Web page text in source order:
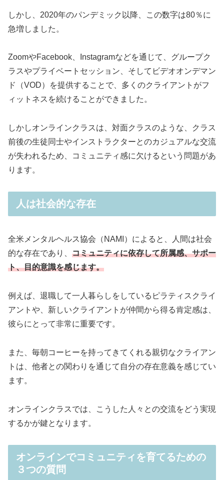
しかし、2020年のパンデミック以降、この数字は80％に
急増しました。
ZoomやFacebook、Instagramなどを通じて、グループク
ラスやプライベートセッション、そしてビデオオンデマン
ド（VOD）を提供することで、多くのクライアントがフ
ィットネスを続けることができました。
しかしオンラインクラスは、対面クラスのような、クラス
前後の生徒同士やインストラクターとのカジュアルな交流
が失われるため、コミュニティ感に欠けるという問題があ
ります。
人は社会的な存在
全米メンタルヘルス協会（NAMI）によると、人間は社会
的な存在であり、 コミュニティに依存して所属感、サポー
ト、目的意識を感じます。
例えば、退職して一人暮らしをしているピラティスクライ
アントや、新しいクライアントが仲間から得る肯定感は、
彼らにとって非常に重要です。
また、毎朝コーヒーを持ってきてくれる親切なクライアン
トは、他者との関わりを通じて自分の存在意義を感じてい
ます。
オンラインクラスでは、こうした人々との交流をどう実現
するかが鍵となります。
オンラインでコミュニティを育てるための
３つの質問